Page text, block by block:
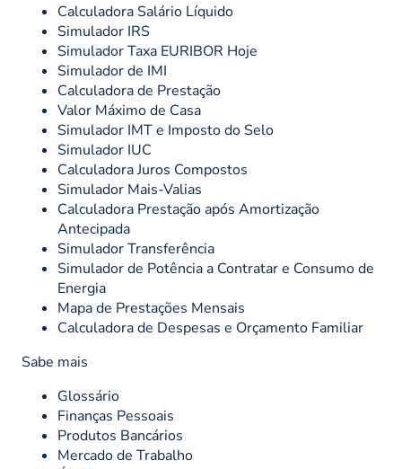
Calculadora Salário Líquido
Simulador IRS
Simulador Taxa EURIBOR Hoje
Simulador de IMI
Calculadora de Prestação
Valor Máximo de Casa
Simulador IMT e Imposto do Selo
Simulador IUC
Calculadora Juros Compostos
Simulador Mais-Valias
Calculadora Prestação após Amortização
Antecipada
Simulador Transferência
Simulador de Potência a Contratar e Consumo de
Energia
Mapa de Prestações Mensais
Calculadora de Despesas e Orçamento Familiar
Sabe mais
Glossário
Finanças Pessoais
Produtos Bancários
Mercado de Trabalho